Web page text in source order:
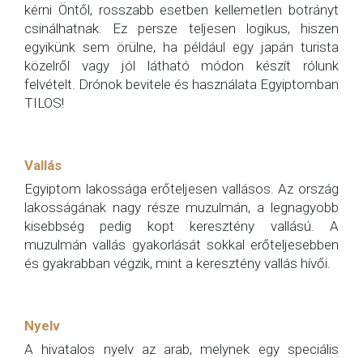
kérni Öntől, rosszabb esetben kellemetlen botrányt
csinálhatnak. Ez persze teljesen logikus, hiszen
egyikünk sem örülne, ha például egy japán turista
közelről vagy jól látható módon készít rólunk
felvételt. Drónok bevitele és használata Egyiptomban
TILOS!
Vallás
Egyiptom lakossága erőteljesen vallásos. Az ország
lakosságának nagy része muzulmán, a legnagyobb
kisebbség pedig kopt keresztény vallású. A
muzulmán vallás gyakorlását sokkal erőteljesebben
és gyakrabban végzik, mint a keresztény vallás hívői.
Nyelv
A hivatalos nyelv az arab, melynek egy speciális